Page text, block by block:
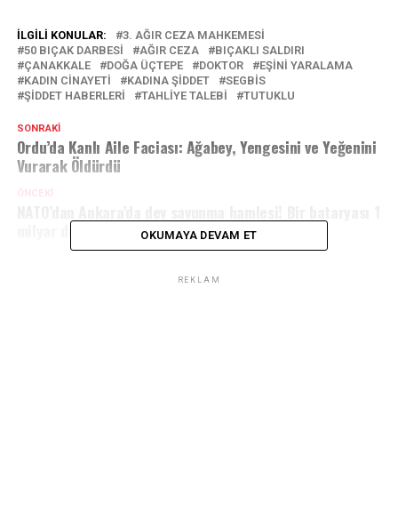
İLGILI KONULAR:
3. AĞIR CEZA MAHKEMESI
50 BIÇAK DARBESI
AĞIR CEZA
BIÇAKLI SALDIRI
ÇANAKKALE
DOĞA ÜÇTEPE DOKTOR
EŞINI YARALAMA
KADIN CINAYETI
KADINA ŞIDDET
SEGBİS
ŞIDDET HABERLERI
TAHLIYE TALEBI TUTUKLU
SONRAKI
Ordu’da Kanlı Aile Faciası: Ağabey, Yengesini ve Yeğenini
Vurarak Öldürdü
ÖNCEKI
milyar doları aşıyor
OKUMAYA DEVAM ET
REKLAM